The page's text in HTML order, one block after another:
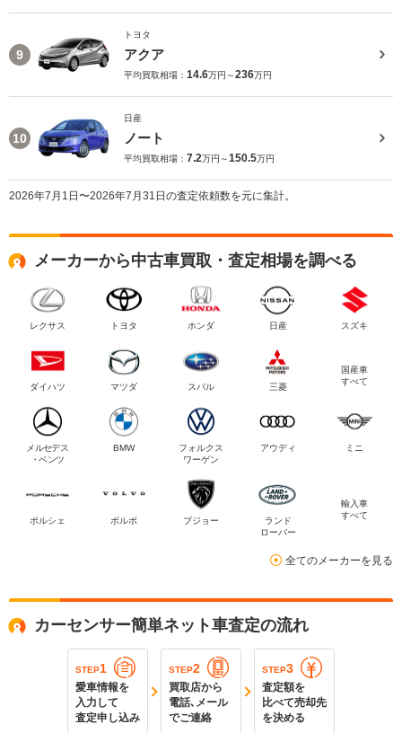
9
トヨタ
アクア
平均買取相場： 14.6万円～236万円
10
日産
ノート
平均買取相場： 7.2万円～150.5万円
2026年7月1日〜2026年7月31日の査定依頼数を元に集計。
メーカーから中古車買取・査定相場を調べる
レクサス トヨタ ホンダ 日産 スズキ
ダイハツ マツダ スバル 三菱
国産車
すべて
メルセデス
・ベンツ
BMW
フォルクス
ワーゲン
アウディ ミニ
ポルシェ ボルボ プジョー
ランド
ローバー
輸入車
すべて
全てのメーカーを見る
カーセンサー簡単ネット車査定の流れ
STEP1
愛車情報を
入力して
査定申し込み
STEP2
買取店から
電話､メール
でご連絡
STEP3
査定額を
比べて売却先
を決める